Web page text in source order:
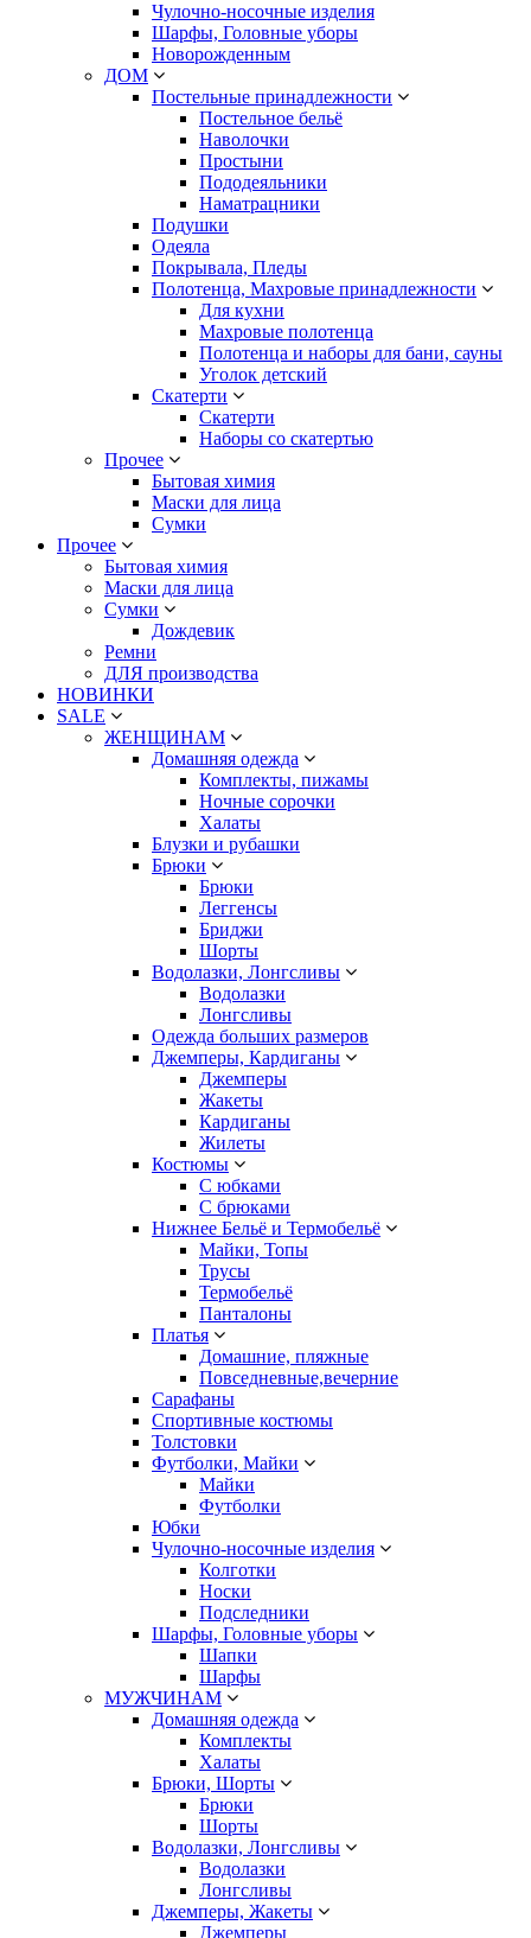
Чулочно-носочные изделия
Шарфы, Головные уборы
Новорожденным
ДОМ
Постельные принадлежности
Постельное бельё
Наволочки
Простыни
Пододеяльники
Наматрацники
Подушки
Одеяла
Покрывала, Пледы
Полотенца, Махровые принадлежности
Для кухни
Махровые полотенца
Полотенца и наборы для бани, сауны
Уголок детский
Скатерти
Скатерти
Наборы со скатертью
Прочее
Бытовая химия
Маски для лица
Сумки
Прочее
Бытовая химия
Маски для лица
Сумки
Дождевик
Ремни
ДЛЯ производства
НОВИНКИ
SALE
ЖЕНЩИНАМ
Домашняя одежда
Комплекты, пижамы
Ночные сорочки
Халаты
Блузки и рубашки
Брюки
Брюки
Леггенсы
Бриджи
Шорты
Водолазки, Лонгсливы
Водолазки
Лонгсливы
Одежда больших размеров
Джемперы, Кардиганы
Джемперы
Жакеты
Кардиганы
Жилеты
Костюмы
С юбками
С брюками
Нижнее Бельё и Термобельё
Майки, Топы
Трусы
Термобельё
Панталоны
Платья
Домашние, пляжные
Повседневные,вечерние
Сарафаны
Спортивные костюмы
Толстовки
Футболки, Майки
Майки
Футболки
Юбки
Чулочно-носочные изделия
Колготки
Носки
Подследники
Шарфы, Головные уборы
Шапки
Шарфы
МУЖЧИНАМ
Домашняя одежда
Комплекты
Халаты
Брюки, Шорты
Брюки
Шорты
Водолазки, Лонгсливы
Водолазки
Лонгсливы
Джемперы, Жакеты
Джемперы